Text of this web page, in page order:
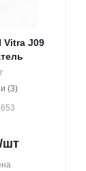
J09
(3)
/шт